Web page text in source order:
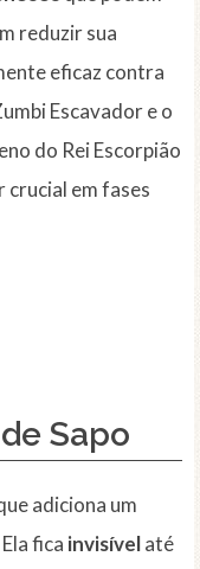
reduzir sua
eficaz contra
Escavador e o
do Rei Escorpião
crucial em fases
Sapo
adiciona um
fica invisívelaté